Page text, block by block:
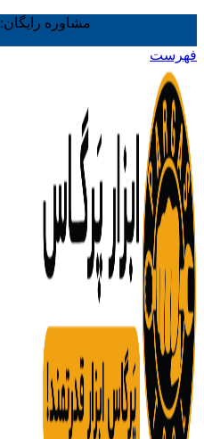
مشاوره رایگان:
فهرست